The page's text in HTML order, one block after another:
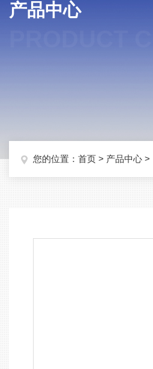
产品中心
您的位置： 首页 > 产品中心 >